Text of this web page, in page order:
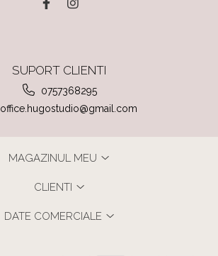
SUPORT CLIENTI
0757368295
office.hugostudio@gmail.com
MAGAZINUL MEU
CLIENTI
DATE COMERCIALE